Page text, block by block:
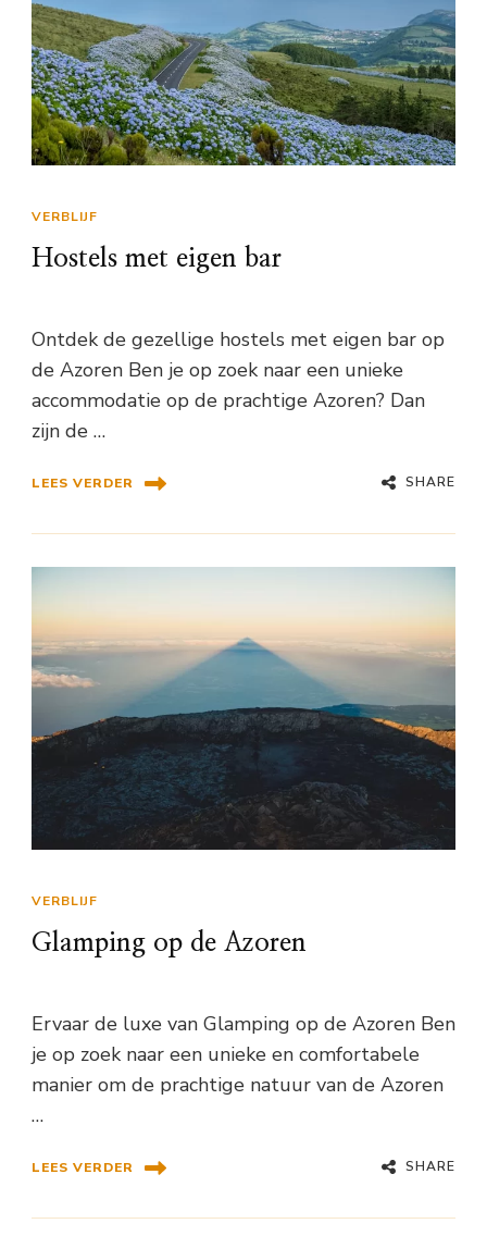
VERBLIJF
Hostels met eigen bar
Ontdek de gezellige hostels met eigen bar op
de Azoren Ben je op zoek naar een unieke
accommodatie op de prachtige Azoren? Dan
zijn de …
LEES VERDER SHARE
VERBLIJF
Glamping op de Azoren
Ervaar de luxe van Glamping op de Azoren Ben
je op zoek naar een unieke en comfortabele
manier om de prachtige natuur van de Azoren
…
LEES VERDER SHARE